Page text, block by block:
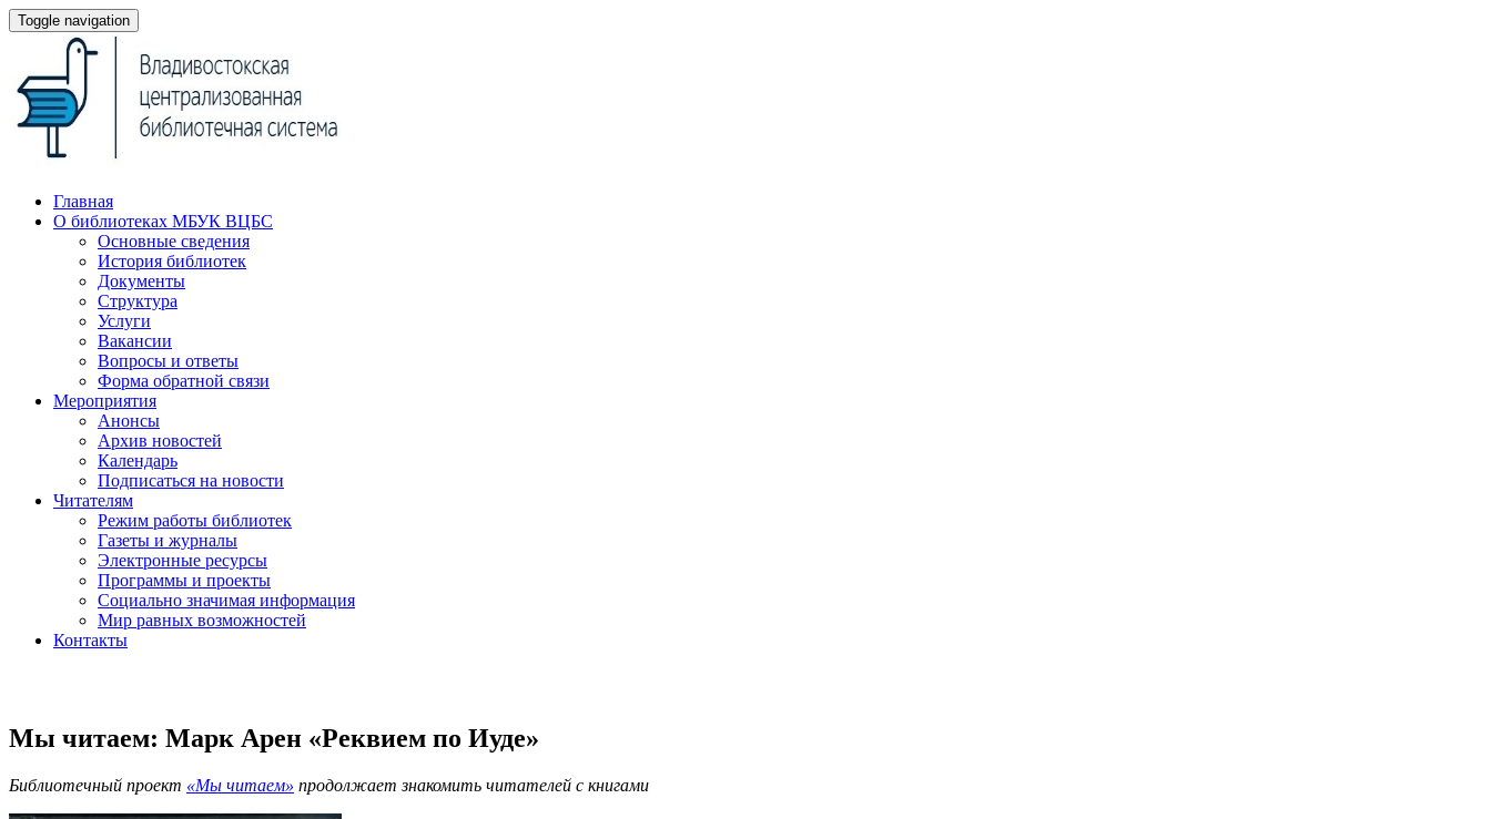
Toggle navigation
Главная
О библиотеках МБУК ВЦБС
Основные сведения
История библиотек
Документы
Структура
Услуги
Вакансии
Вопросы и ответы
Форма обратной связи
Мероприятия
Анонсы
Архив новостей
Календарь
Подписаться на новости
Читателям
Режим работы библиотек
Газеты и журналы
Электронные ресурсы
Программы и проекты
Социально значимая информация
Мир равных возможностей
Контакты
Мы читаем: Марк Арен «Реквием по Иуде»
Библиотечный проект «Мы читаем» продолжает знакомить читателей с книгами